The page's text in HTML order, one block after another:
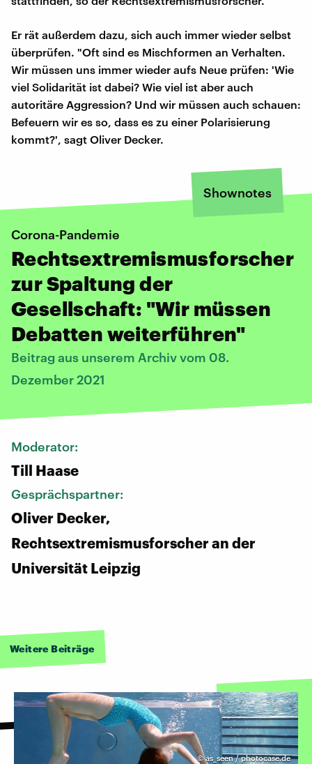
Er rät außerdem dazu, sich auch immer wieder selbst
überprüfen. "Oft sind es Mischformen an Verhalten.
Wir müssen uns immer wieder aufs Neue prüfen: 'Wie
viel Solidarität ist dabei? Wie viel ist aber auch
autoritäre Aggression? Und wir müssen auch schauen:
Befeuern wir es so, dass es zu einer Polarisierung
kommt?', sagt Oliver Decker.
Shownotes
Corona-Pandemie
Rechtsextremismusforscher
zur Spaltung der
Gesellschaft: "Wir müssen
Debatten weiterführen"
Beitrag aus unserem Archiv vom 08.
Dezember 2021
Moderator:
Till Haase
Gesprächspartner:
Oliver Decker,
Rechtsextremismusforscher an der
Universität Leipzig
Weitere Beiträge
©as_seen / photocase.de